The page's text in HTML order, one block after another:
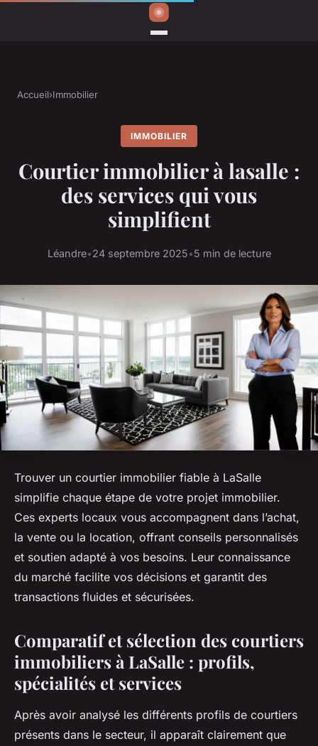
Accueil›Immobilier
IMMOBILIER
Courtier immobilier à lasalle :
des services qui vous
simplifient
Léandre•24 septembre 2025•5 min de lecture
Trouver un courtier immobilier fiable à LaSalle
simplifie chaque étape de votre projet immobilier.
Ces experts locaux vous accompagnent dans l’achat,
la vente ou la location, offrant conseils personnalisés
et soutien adapté à vos besoins. Leur connaissance
du marché facilite vos décisions et garantit des
transactions fluides et sécurisées.
Comparatif et sélection des courtiers
immobiliers à LaSalle : profils,
spécialités et services
Après avoir analysé les différents profils de courtiers
présents dans le secteur, il apparaît clairement que